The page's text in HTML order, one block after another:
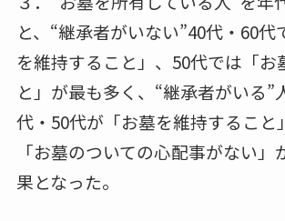
と、“継承者がいない”40代・60代
を維持すること」、50代では「お
と」が最も多く、“継承者がいる”
代・50代が「お墓を維持すること
「お墓のついての心配事がない」
果となった。